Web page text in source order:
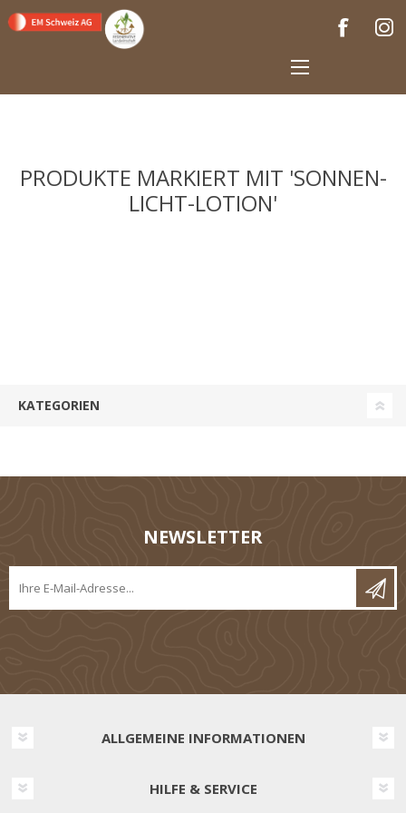
PRODUKTE MARKIERT MIT 'SONNEN-
LICHT-LOTION'
KATEGORIEN
NEWSLETTER
ALLGEMEINE INFORMATIONEN
HILFE & SERVICE